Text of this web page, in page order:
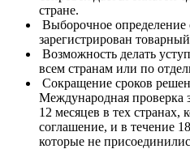
стране.
Выборочное определение
зарегистрирован
Возможность делать
всем странам или по
Сокращение сроков
Международная проверка
12 месяцев в тех странах,
соглашение, и в течение
которые не